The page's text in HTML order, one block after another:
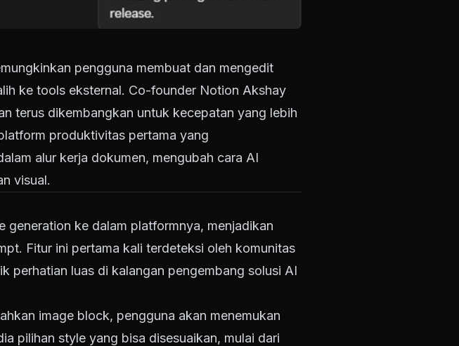
pengguna membuat dan mengedit
ke tools eksternal. Co-founder Notion Akshay
terus dikembangkan untuk kecepatan yang lebih
produktivitas pertama yang
alur kerja dokumen, mengubah cara AI
visual.
generation ke dalam platformnya, menjadikan
Fitur ini pertama kali terdeteksi oleh komunitas
perhatian luas di kalangan pengembang solusi AI
image block, pengguna akan menemukan
pilihan style yang bisa disesuaikan, mulai dari